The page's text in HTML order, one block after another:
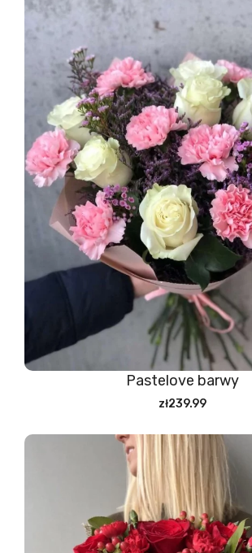
Pastelove barwy
zł239.99